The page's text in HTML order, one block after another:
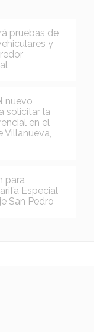
pruebas de
y
nuevo
solicitar la
en el
Villanueva,
para
Especial
San Pedro